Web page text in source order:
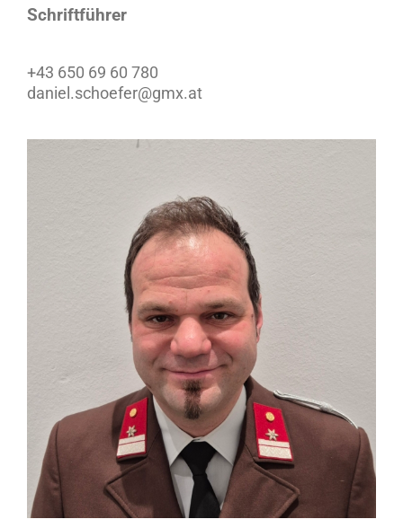
Schriftführer
+43 650 69 60 780
daniel.schoefer@gmx.at